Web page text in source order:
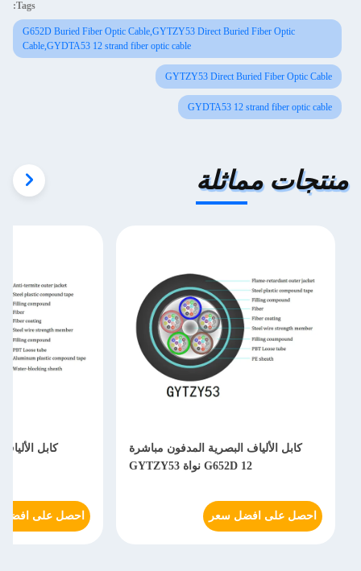
Tags:
G652D Buried Fiber Optic Cable,GYTZY53 Direct Buried Fiber Optic
Cable,GYDTA53 12 strand fiber optic cable
GYTZY53 Direct Buried Fiber Optic Cable
GYDTA53 12 strand fiber optic cable
منتجات مماثلة
كابل الألياف البصرية المدفون مباشرة
G652D 12 نواة GYTZY53
احصل على افضل سعر
كابل
احصل على